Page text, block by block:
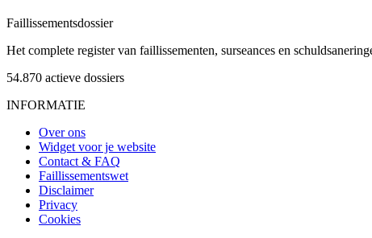
Faillissementsdossier
Het complete register van faillissementen, surseances en
54.870 actieve dossiers
INFORMATIE
Over ons
Widget voor je website
Contact & FAQ
Faillissementswet
Disclaimer
Privacy
Cookies